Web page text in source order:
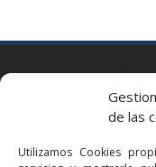
de las
Utilizamos Cookies
Via